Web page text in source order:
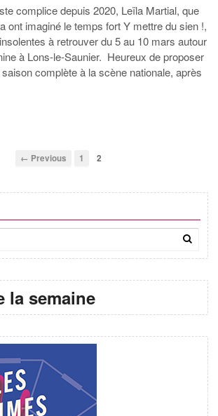
complice depuis 2020, Leïla Martial, que
ont imaginé le temps fort Y mettre du sien !,
à retrouver du 5 au 10 mars autour
à Lons-le-Saunier. Heureux de proposer
complète à la scène nationale, après
← Previous 1 2
la semaine